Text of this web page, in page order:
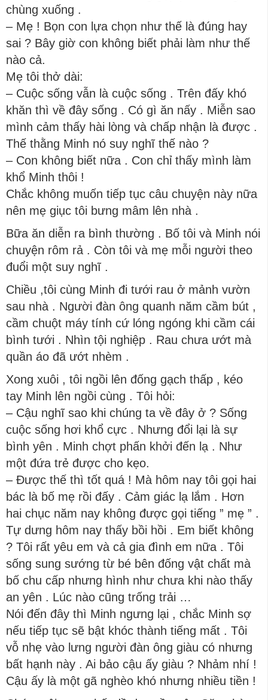
chùng xuống .
– Mẹ ! Bọn con lựa chọn như thế là đúng hay
sai ? Bây giờ con không biết phải làm như thế
nào cả.
Mẹ tôi thở dài:
– Cuộc sống vẫn là cuộc sống . Trên đấy khó
khăn thì về đây sống . Có gì ăn nấy . Miễn sao
mình cảm thấy hài lòng và chấp nhận là được .
Thế thằng Minh nó suy nghĩ thế nào ?
– Con không biết nữa . Con chỉ thấy mình làm
khổ Minh thôi !
Chắc không muốn tiếp tục câu chuyện này nữa
nên mẹ giục tôi bưng mâm lên nhà .
Bữa ăn diễn ra bình thường . Bố tôi và Minh nói
chuyện rôm rả . Còn tôi và mẹ mỗi người theo
đuổi một suy nghĩ .
Chiều ,tôi cùng Minh đi tưới rau ở mảnh vườn
sau nhà . Người đàn ông quanh năm cầm bút ,
cầm chuột máy tính cứ lóng ngóng khi cầm cái
bình tưới . Nhìn tội nghiệp . Rau chưa ướt mà
quần áo đã ướt nhèm .
Xong xuôi , tôi ngồi lên đống gạch thấp , kéo
tay Minh lên ngồi cùng . Tôi hỏi:
– Cậu nghĩ sao khi chúng ta về đây ở ? Sống
cuộc sống hơi khổ cực . Nhưng đổi lại là sự
bình yên . Minh chợt phấn khởi đến lạ . Như
một đứa trẻ được cho kẹo.
– Được thế thì tốt quá ! Mà hôm nay tôi gọi hai
bác là bố mẹ rồi đấy . Cảm giác lạ lắm . Hơn
hai chục năm nay không được gọi tiếng ” mẹ ” .
Tự dưng hôm nay thấy bồi hồi . Em biết không
? Tôi rất yêu em và cả gia đình em nữa . Tôi
sống sung sướng từ bé bên đống vật chất mà
bố chu cấp nhưng hình như chưa khi nào thấy
an yên . Lúc nào cũng trống trải …
Nói đến đây thì Minh ngưng lại , chắc Minh sợ
nếu tiếp tục sẽ bật khóc thành tiếng mất . Tôi
vỗ nhẹ vào lưng người đàn ông giàu có nhưng
bất hạnh này . Ai bảo cậu ấy giàu ? Nhảm nhí !
Cậu ấy là một gã nghèo khó nhưng nhiều tiền !